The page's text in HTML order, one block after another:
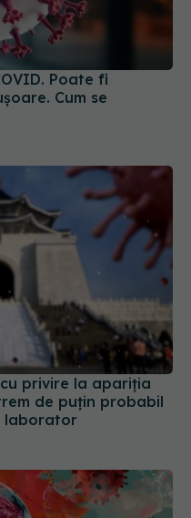
Poate fi
Cum se
privire la apariția
de puţin probabil
laborator